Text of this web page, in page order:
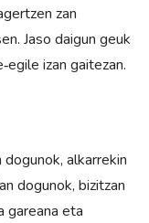
zan
Jaso daigun geuk
izan gaitezan.
alkarrekin
dogunok, bizitzan
gareana eta